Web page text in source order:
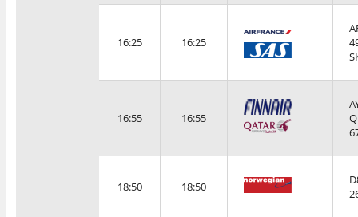
16:25 16:25
16:55 16:55
18:50 18:50